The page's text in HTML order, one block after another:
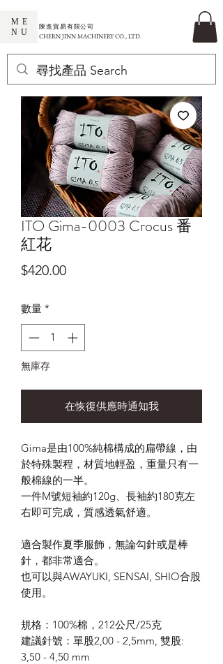
ME
NU
​陳進貿易有限公司
CHERN JINN MACHINERY CO., LTD.
ITO Gima-0003 Crocus 番
紅花
$420.00價
數量 *
無庫存
在恢復供應時通知我
Gima是由100%純棉構成的扁帶線，由
於特殊製程，材質地輕盈，重量只有一
般棉線的一半。
一件M號短袖約120g、長袖約180克左
右即可完成，質感透氣舒適。
適合製作夏季服飾，無論勾針或是棒
針，都非常適合。
也可以與AWAYUKI, SENSAI, SHIO合股
使用。
規格： 100%棉， 212公尺 /25克
建議針號：單股2,00 - 2,5mm, 雙股:
3,50 - 4,50 mm